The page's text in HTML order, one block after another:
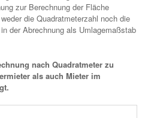
zur Berechnung der Fläche
die Quadratmeterzahl noch die
der Abrechnung als Umlagemaßstab
nach Quadratmeter zu
als auch Mieter im